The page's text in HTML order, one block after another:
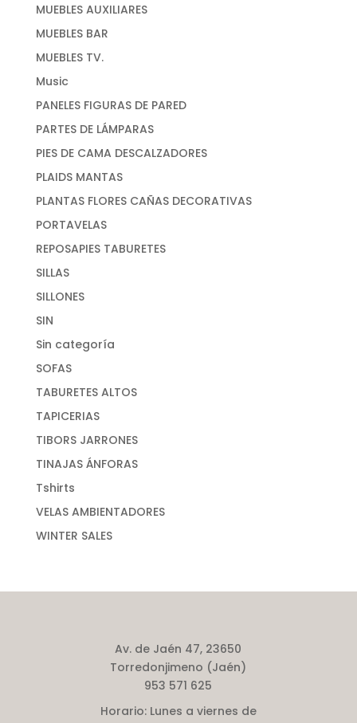
MUEBLES AUXILIARES
MUEBLES BAR
MUEBLES TV.
Music
PANELES FIGURAS DE PARED
PARTES DE LÁMPARAS
PIES DE CAMA DESCALZADORES
PLAIDS MANTAS
PLANTAS FLORES CAÑAS DECORATIVAS
PORTAVELAS
REPOSAPIES TABURETES
SILLAS
SILLONES
SIN
Sin categoría
SOFAS
TABURETES ALTOS
TAPICERIAS
TIBORS JARRONES
TINAJAS ÁNFORAS
Tshirts
VELAS AMBIENTADORES
WINTER SALES
Av. de Jaén 47, 23650
Torredonjimeno (Jaén)
953 571 625
Horario:Lunes a viernes de